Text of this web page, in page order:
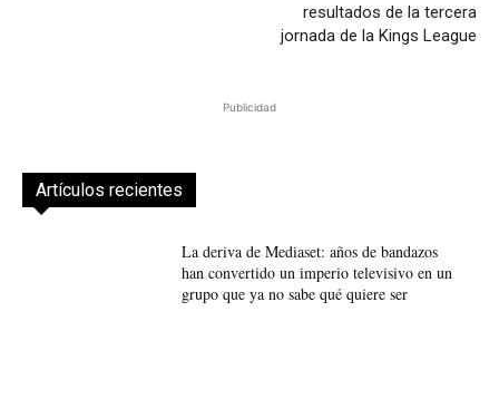
resultados de la tercera
jornada de la Kings League
Publicidad
Artículos recientes
La deriva de Mediaset: años de bandazos
han convertido un imperio televisivo en un
grupo que ya no sabe qué quiere ser